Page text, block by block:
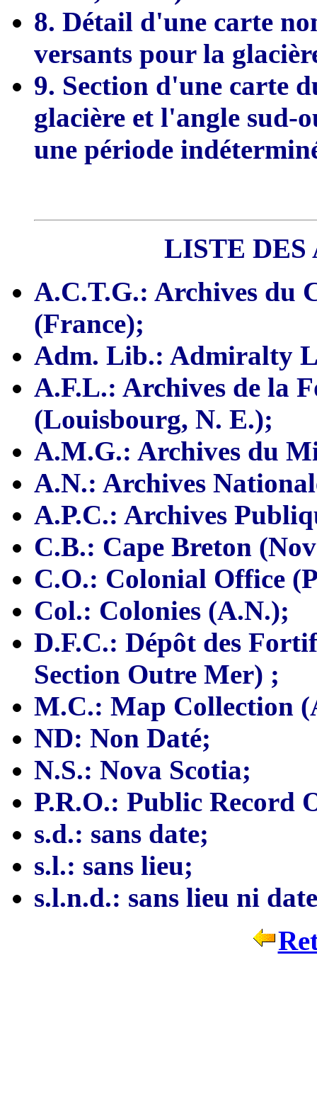
8. Détail d'une carte
versants pour la
9. Section d'une carte
glacière et l'angle
une période
LISTE
A.C.T.G.: Archives du
(France);
Adm. Lib.: Admiralty
A.F.L.: Archives de la
(Louisbourg, N. E.);
A.M.G.: Archives du
A.N.: Archives
A.P.C.: Archives
C.B.: Cape Breton
C.O.: Colonial Office
Col.: Colonies (A.N.);
D.F.C.: Dépôt des
Section Outre Mer) ;
M.C.: Map Collection
ND: Non Daté;
N.S.: Nova Scotia;
P.R.O.: Public Record
s.d.: sans date;
s.l.: sans lieu;
s.l.n.d.: sans lieu ni